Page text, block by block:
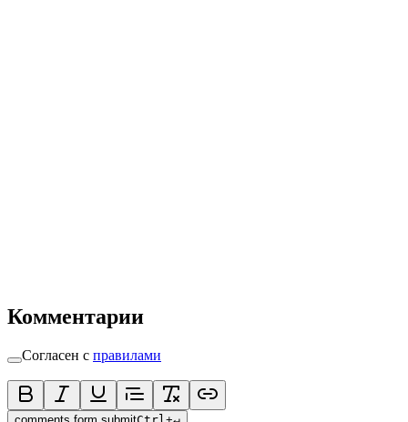
Комментарии
Согласен с правилами